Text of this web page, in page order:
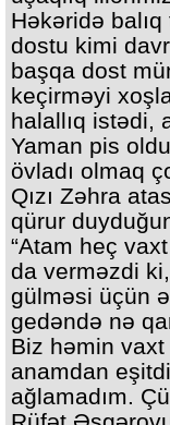
Həkəridə balıq
dostu kimi
başqa dost
keçirməyi
halallıq istədi,
Yaman pis
övladı olmaq
Qızı Zəhra
qürur
“Atam heç
da verməzdi
gülməsi üçün
gedəndə nə
Biz həmin vaxt
anamdan
ağlamadım.